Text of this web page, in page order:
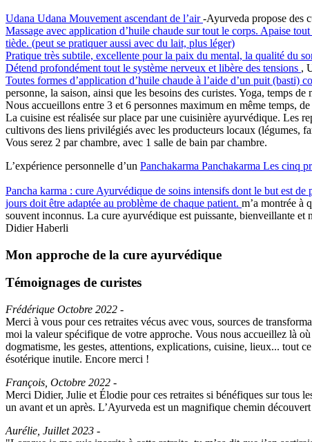
Udana Udana Mouvement ascendant de l’air -Ayurveda propose des
Massage avec application d’huile chaude sur tout le corps. Apaise
tiède. (peut se pratiquer aussi avec du lait, plus léger)
Pratique très subtile, excellente pour la paix du mental, la qualité du
Détend profondément tout le système nerveux et libère des tensions ,
Toutes formes d’application d’huile chaude à l’aide d’un puit (basti)
personne, la saison, ainsi que les besoins des curistes. Yoga, temps
Nous accueillons entre 3 et 6 personnes maximum en même temps,
La cuisine est réalisée sur place par une cuisinière ayurvédique. Les
cultivons des liens privilégiés avec les producteurs locaux (légumes,
Vous serez 2 par chambre, avec 1 salle de bain par chambre.
L’expérience personnelle d’un Panchakarma Panchakarma Les cinq
Pancha karma : cure Ayurvédique de soins intensifs dont le but est
jours doit être adaptée au problème de chaque patient. m’a montrée à
souvent inconnus. La cure ayurvédique est puissante, bienveillante
Didier Haberli
Mon approche de la cure ayurvédique
Témoignages de curistes
Frédérique Octobre 2022 -
Merci à vous pour ces retraites vécus avec vous, sources de
moi la valeur spécifique de votre approche. Vous nous accueillez là
dogmatisme, les gestes, attentions, explications, cuisine, lieux... tout
ésotérique inutile. Encore merci !
François, Octobre 2022 -
Merci Didier, Julie et Élodie pour ces retraites si bénéfiques sur tous
un avant et un après. L’Ayurveda est un magnifique chemin
Aurélie, Juillet 2023 -